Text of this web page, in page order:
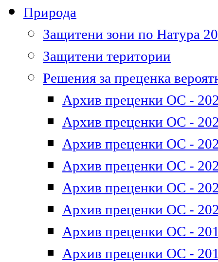
Природа
Защитени зони по Натура
Защитени територии
Решения за преценка
Архив преценки ОС -
Архив преценки ОС -
Архив преценки ОС -
Архив преценки ОС -
Архив преценки ОС -
Архив преценки ОС -
Архив преценки ОС -
Архив преценки ОС -